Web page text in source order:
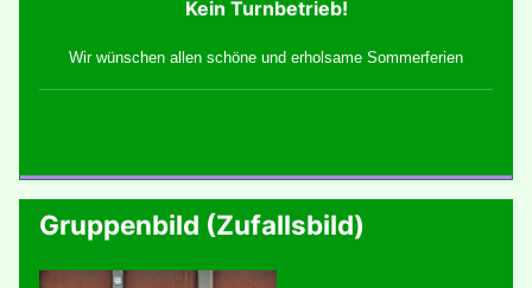
Kein Turnbetrieb!
Wir wünschen allen schöne und erholsame Sommerferien
Gruppenbild (Zufallsbild)